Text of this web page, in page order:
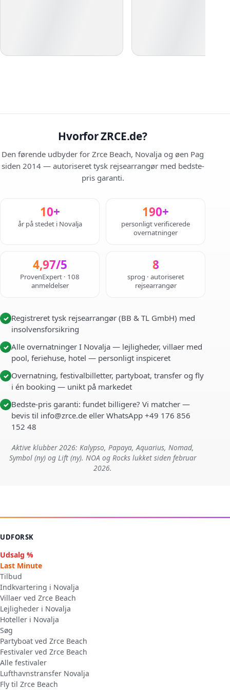
Hvorfor ZRCE.de?
Den førende udbyder for Zrce Beach, Novalja og øen Pag
siden 2014 — autoriseret tysk rejsearrangør med bedste-
pris garanti.
10+
år på stedet i Novalja
190+
personligt verificerede
overnatninger
4,97/5
ProvenExpert · 108
anmeldelser
8
sprog · autoriseret
rejsearrangør
✓ Registreret tysk rejsearrangør (BB & TL GmbH) med
insolvensforsikring
✓ Alle overnatninger I Novalja — lejligheder, villaer med
pool, feriehuse, hotel — personligt inspiceret
✓ Overnatning, festivalbilletter, partyboat, transfer og fly
i én booking — unikt på markedet
✓ Bedste-pris garanti: fundet billigere? Vi matcher —
bevis til info@zrce.de eller WhatsApp +49 176 856
152 48
Aktive klubber 2026: Kalypso, Papaya, Aquarius, Nomad,
Symbol (ny) og Lift (ny). NOA og Rocks lukket siden februar
2026.
UDFORSK
Udsalg %
Last Minute
Tilbud
Indkvartering i Novalja
Villaer ved Zrce Beach
Lejligheder i Novalja
Hoteller i Novalja
Søg
Partyboat ved Zrce Beach
Festivaler ved Zrce Beach
Alle festivaler
Lufthavnstransfer Novalja
Fly til Zrce Beach